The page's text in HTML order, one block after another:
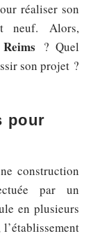
réaliser son
neuf. Alors,
? Quel
son projet ?
pour
construction
par un
en plusieurs